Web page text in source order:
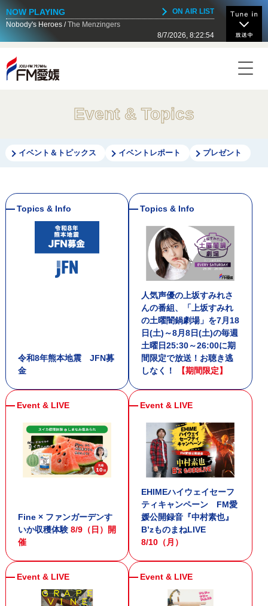
Event & Topics
イベント＆トピックス イベントレポート プレゼント
令和8年熊本地震 JFN募
金
人気声優の上坂すみれさ
んの番組、「上坂すみれ
の土曜闇鍋劇場」を7月18
日(土)～8月8日(土)の毎週
土曜日25:30～26:00に期
間限定で放送！お聴き逃
しなく！
【期間限定】
Fine × ファンガーデンす
いか収穫体験 8/9（日）開
催
EHIMEハイウェイセーフ
ティキャンペーン FM愛
媛公開録音『中村素也』
B’zものまねLIVE
8/10（月）
17:00 - 17:30
HALF ＆ HALF ITM ALBUM COLLECTION
全国ニュース（読売新聞）
17:40 - 17:55
浅田組 presents Sun-High's sound kitchen
プリベ石川 PRECIOUS TIME
NOW PLAYING
ON AIR LIST
Nobody's Heroes
The Menzingers
8/7/2026, 8:22:54